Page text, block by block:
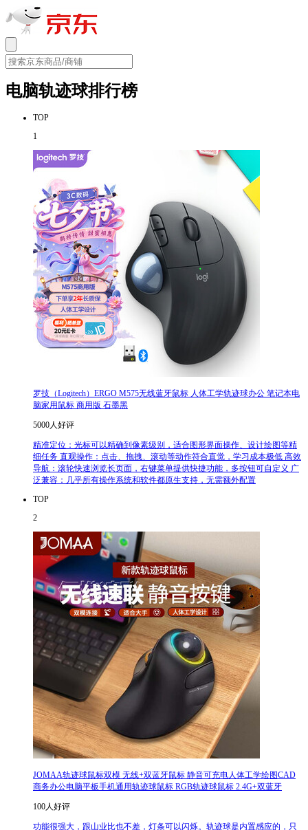
电脑轨迹球排行榜
TOP
1
罗技（Logitech）ERGO M575无线蓝牙鼠标 人体工学轨迹球办公 笔记本电
脑家用鼠标 商用版 石墨黑
5000人好评
精准定位：光标可以精确到像素级别，适合图形界面操作、设计绘图等精
细任务 直观操作：点击、拖拽、滚动等动作符合直觉，学习成本极低 高效
导航：滚轮快速浏览长页面，右键菜单提供快捷功能，多按钮可自定义 广
泛兼容：几乎所有操作系统和软件都原生支持，无需额外配置
TOP
2
JOMAA轨迹球鼠标双模 无线+双蓝牙鼠标 静音可充电人体工学绘图CAD
商务办公电脑平板手机通用轨迹球鼠标 RGB轨迹球鼠标 2.4G+双蓝牙
100人好评
功能很强大，跟山业比也不差，灯条可以闪烁。轨迹球是内置感应的，只